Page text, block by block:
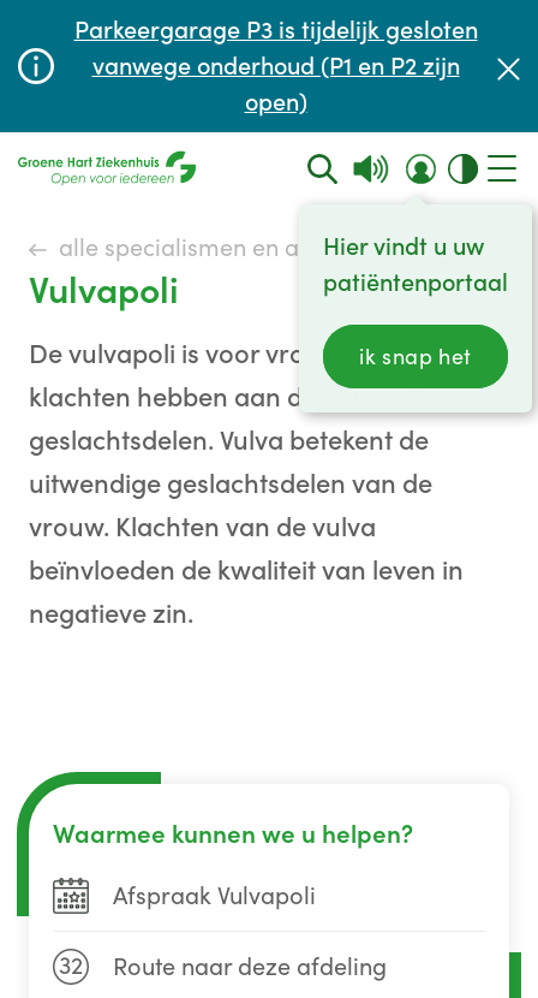
Parkeergarage P3 is tijdelijk gesloten
vanwege onderhoud (P1 en P2 zijn
open)
Hier vindt u uw
patiëntenportaal
ik snap het
Wachttijden
alle specialismen en afdelingen
Vulvapoli
De vulvapoli is voor vrouwen die
klachten hebben aan de uitwendige
geslachtsdelen. Vulva betekent de
uitwendige geslachtsdelen van de
vrouw. Klachten van de vulva
beïnvloeden de kwaliteit van leven in
negatieve zin.
Waarmee kunnen we u helpen?
Afspraak Vulvapoli
32 Route naar deze afdeling